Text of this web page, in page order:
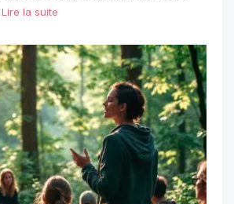
Lire la suite